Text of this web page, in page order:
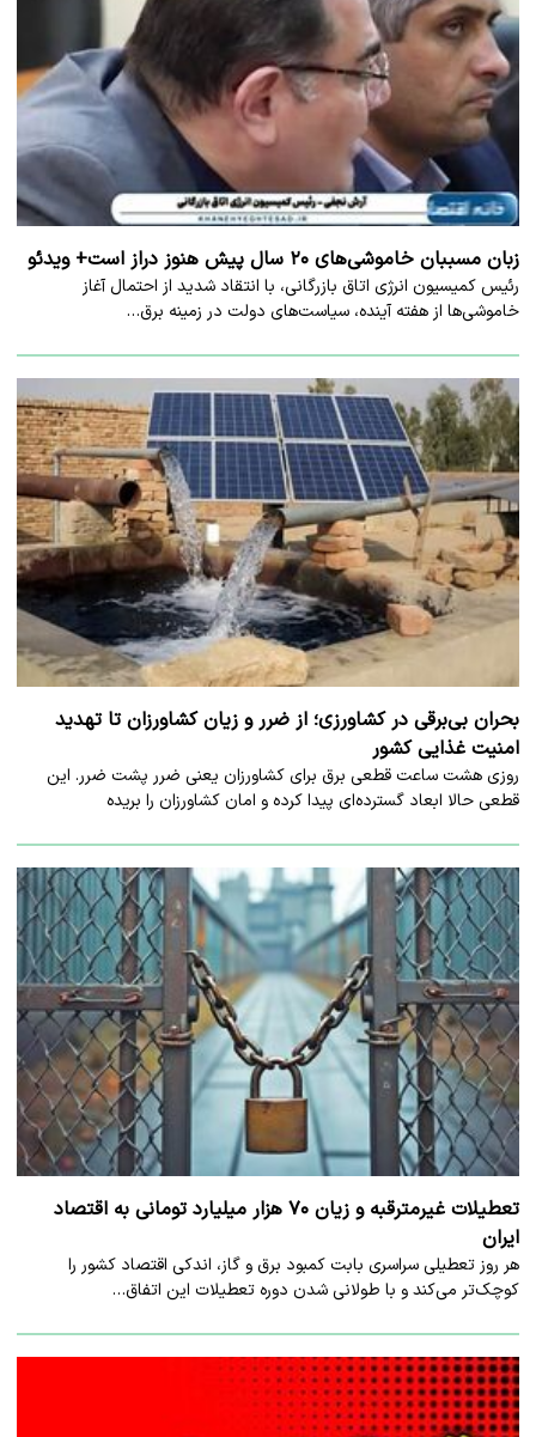
زبان مسببان خاموشی‌های ۲۰ سال پیش هنوز دراز است+ ویدئو
رئیس کمیسیون انرژی اتاق بازرگانی، با انتقاد شدید از احتمال آغاز
خاموشی‌ها از هفته آینده، سیاست‌های دولت در زمینه برق…
بحران بی‌برقی در کشاورزی؛ از ضرر و زیان کشاورزان تا تهدید
امنیت غذایی کشور
روزی هشت ساعت قطعی برق برای کشاورزان یعنی ضرر پشت ضرر. این
قطعی حالا ابعاد گسترده‌ای پیدا کرده و امان کشاورزان را بریده
تعطیلات غیرمترقبه و زیان ۷۰ هزار میلیارد تومانی به اقتصاد
ایران
هر روز تعطیلی سراسری بابت کمبود برق و گاز، اندکی اقتصاد کشور را
کوچک‌تر می‌کند و با طولانی شدن دوره تعطیلات این اتفاق…